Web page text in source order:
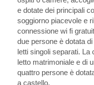
e dotate dei principali
soggiorno piacevole e
connessione wi fi
due persone è dotata
letti singoli separati. La
letto matrimoniale e di
quattro persone è
a castello.